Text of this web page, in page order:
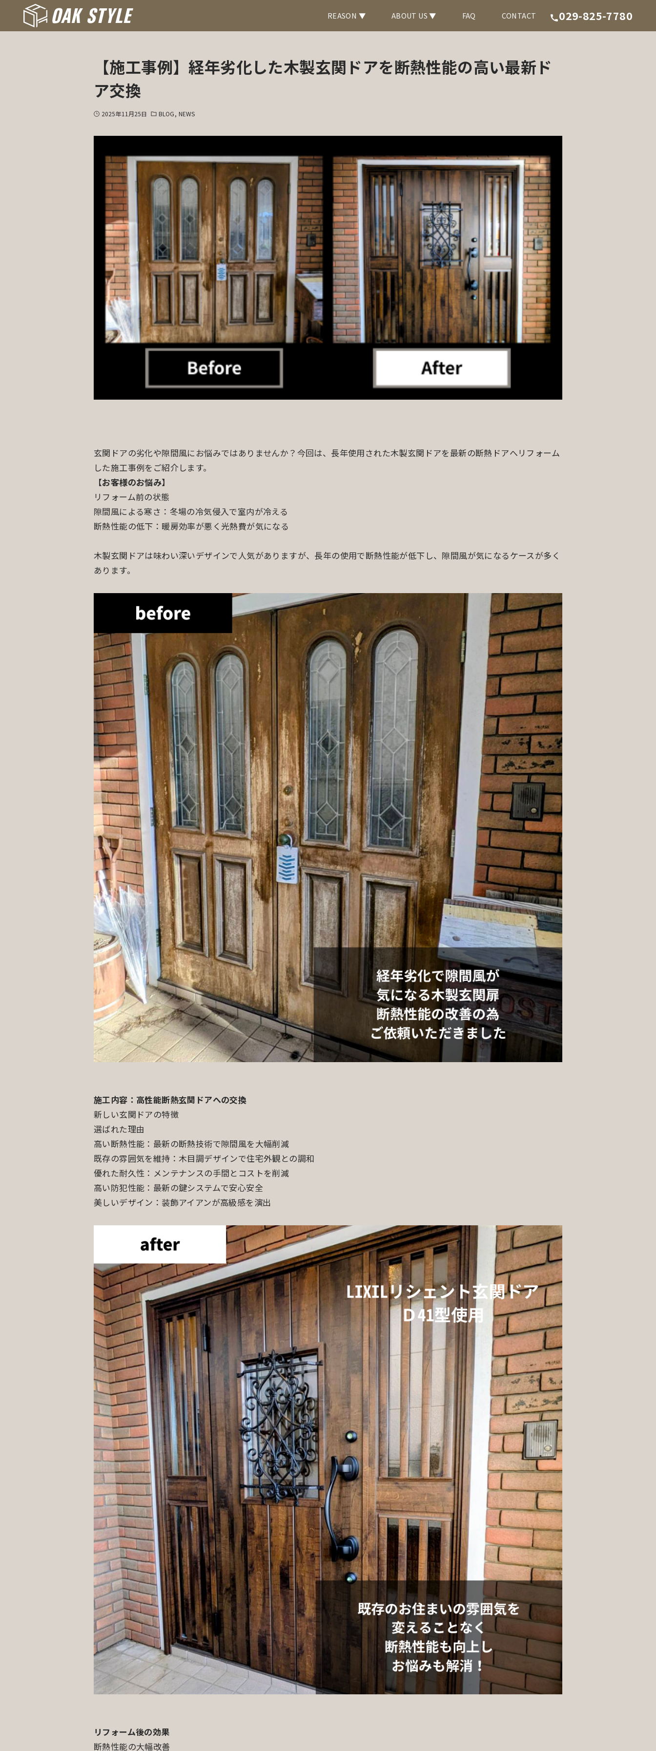
REASON ▼ ABOUT US ▼ FAQ CONTACT 029-825-7780
【施工事例】経年劣化した木製玄関ドアを断熱性能の高い最新ド
ア交換
2025年11月25日 BLOG NEWS
玄関ドアの劣化や隙間風にお悩みではありませんか？今回は、長年使用された木製玄関ドアを最新の断熱ドアへリフォーム
した施工事例をご紹介します。
【お客様のお悩み】
リフォーム前の状態
隙間風による寒さ：冬場の冷気侵入で室内が冷える
断熱性能の低下：暖房効率が悪く光熱費が気になる
木製玄関ドアは味わい深いデザインで人気がありますが、長年の使用で断熱性能が低下し、隙間風が気になるケースが多く
あります。
施工内容：高性能断熱玄関ドアへの交換
新しい玄関ドアの特徴
選ばれた理由
高い断熱性能：最新の断熱技術で隙間風を大幅削減
既存の雰囲気を維持：木目調デザインで住宅外観との調和
優れた耐久性：メンテナンスの手間とコストを削減
高い防犯性能：最新の鍵システムで安心安全
美しいデザイン：装飾アイアンが高級感を演出
リフォーム後の効果
断熱性能の大幅改善